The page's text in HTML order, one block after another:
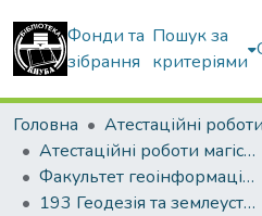
Фонди та
зібрання
Пошук за
критеріями
Головна
Атестаційні роботи магістрів
Факультет геоінформаційних систем та управління територіями
193 Геодезія та землеустрій. Землеустрій і кадастр